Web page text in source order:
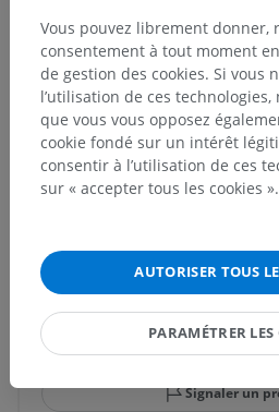
Structures sous-jacentes :Il n'y
sous-jacente
Traductions
Vous avez vu une erreur ?
N’hésitez pas à nous suggérer
traduction, une amélioration de
Signaler un
Vous pouvez librement donner,
consentement à tout moment
de gestion des cookies. Si vous
l’utilisation de ces
que vous vous opposez
cookie fondé sur un intérêt
consentir à l’utilisation de ces
sur « accepter tous les cookies ».
AUTORISER TOUS
PARAMÉTRER LES